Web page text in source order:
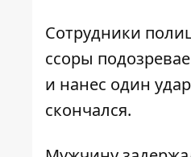
Сотрудники
ссоры
и нанес один
скончался.